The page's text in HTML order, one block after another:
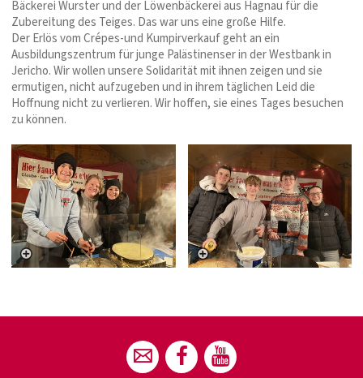
Bäckerei Wurster und der Löwenbäckerei aus Hagnau für die
Zubereitung des Teiges. Das war uns eine große Hilfe.
Der Erlös vom Crépes-und Kumpirverkauf geht an ein
Ausbildungszentrum für junge Palästinenser in der Westbank in
Jericho. Wir wollen unsere Solidarität mit ihnen zeigen und sie
ermutigen, nicht aufzugeben und in ihrem täglichen Leid die
Hoffnung nicht zu verlieren. Wir hoffen, sie eines Tages besuchen
zu können.